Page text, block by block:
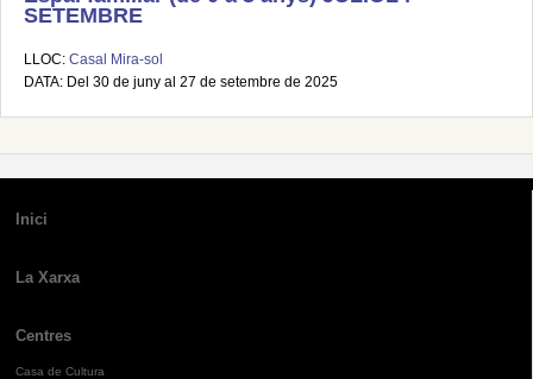
SETEMBRE
LLOC: Casal Mira-sol
DATA: Del 30 de juny al 27 de setembre de 2025
Inici
La Xarxa
Centres
Casa de Cultura